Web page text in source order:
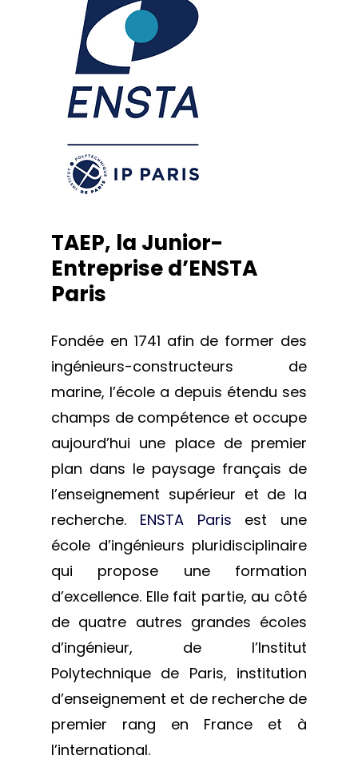
TAEP, la Junior-
Entreprise d’ENSTA
Paris
Fondée en 1741 afin de former des
ingénieurs-constructeurs de
marine, l’école a depuis étendu ses
champs de compétence et occupe
aujourd’hui une place de premier
plan dans le paysage français de
l’enseignement supérieur et de la
recherche. ENSTA Paris est une
école d’ingénieurs pluridisciplinaire
qui propose une formation
d’excellence. Elle fait partie, au côté
de quatre autres grandes écoles
d’ingénieur, de l’Institut
Polytechnique de Paris, institution
d’enseignement et de recherche de
premier rang en France et à
l’international.